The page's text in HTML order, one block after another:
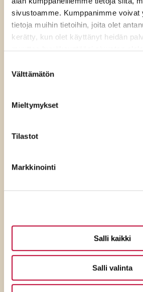
sivustoamme. Kumppanimme voivat
tietoja muihin tietoihin, joita olet
kerätty, kun olet käyttänyt heidän
valinta
Välttämätön
Mieltymykset
Tilastot
Markkinointi
Salli kaikki
Salli valinta
Luitko jo?
Malm: Rydman
tavallisia
demokratiaa